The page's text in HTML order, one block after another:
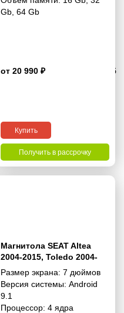
3.5
Gb ,64 Gb
от 20 990 ₽
Купить
Получить в рассрочку
Магнитола SEAT Altea
2004-2015, Toledo 2004-
2009 (Left Wheel) 7
дюймов - 9.1 1/16 Гб
Simple
Размер экрана: 7 дюймов
Версия системы: Android
9.1
Процессор: 4 ядра